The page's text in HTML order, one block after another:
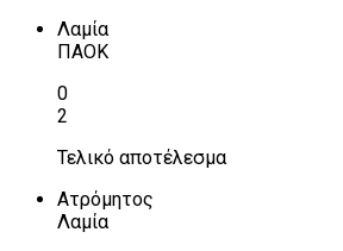
Λαμία
ΠΑΟΚ
0
2
Τελικό αποτέλεσμα
Ατρόμητος
Λαμία